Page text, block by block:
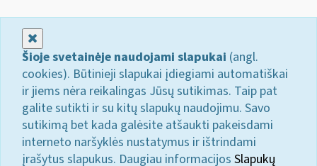
Šioje svetainėje naudojami slapukai (angl.
cookies). Būtinieji slapukai įdiegiami automatiškai
ir jiems nėra reikalingas Jūsų sutikimas. Taip pat
galite sutikti ir su kitų slapukų naudojimu. Savo
sutikimą bet kada galėsite atšaukti pakeisdami
interneto naršyklės nustatymus ir ištrindami
įrašytus slapukus. Daugiau informacijos Slapukų